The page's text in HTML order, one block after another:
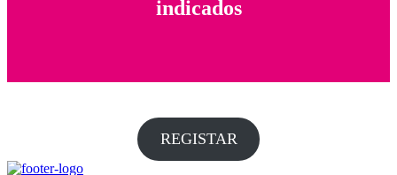
indicados
REGISTAR